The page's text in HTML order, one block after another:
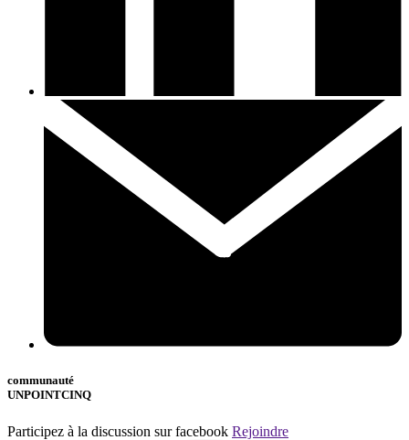
communauté
UNPOINTCINQ
Participez à la discussion sur facebook Rejoindre